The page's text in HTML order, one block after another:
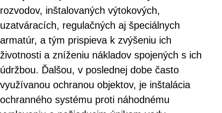
rozvodov, inštalovaných výtokových,
uzatváracích, regulačných aj špeciálnych
armatúr, a tým prispieva k zvýšeniu ich
životnosti a zníženiu nákladov spojených s ich
údržbou. Ďalšou, v poslednej dobe často
využívanou ochranou objektov, je inštalácia
ochranného systému proti náhodnému